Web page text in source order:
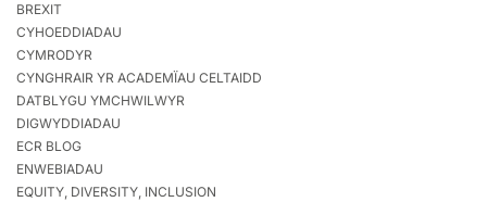
BREXIT
CYHOEDDIADAU
CYMRODYR
CYNGHRAIR YR ACADEMÏAU CELTAIDD
DATBLYGU YMCHWILWYR
DIGWYDDIADAU
ECR BLOG
ENWEBIADAU
EQUITY, DIVERSITY, INCLUSION